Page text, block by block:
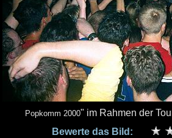
Popkomm 2000" im Rahmen der
Bewerte das Bild: